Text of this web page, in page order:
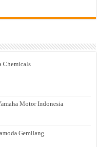
Chemicals
Motor Indonesia
Gemilang